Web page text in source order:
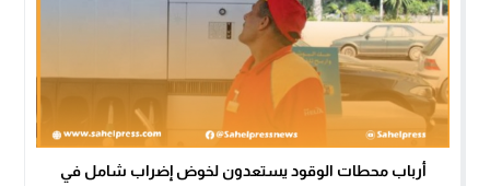
أرباب محطات الوقود يستعدون لخوض إضراب شامل في